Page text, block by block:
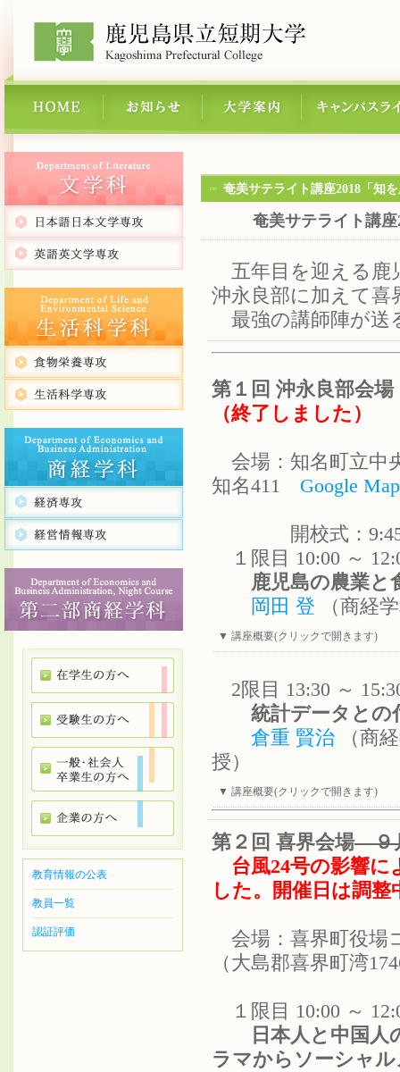
教育情報の公表
教員一覧
認証評価
奄美サテライト講座2018「知
奄美サテライト講
五年目を迎える鹿
沖永良部に加えて喜
最強の講師陣が送
第１回 沖永良部会
（終了しました）
会場：知名町立中
知名411 Google Map
開校式：9:45
１限目 10:00 ～
鹿児島の農業と
岡田 登 （商経
▼ 講座概要(クリックで開きます)
2限目 13:30 ～
統計データとの
倉重 賢治 （商
授）
▼ 講座概要(クリックで開きます)
第２回 喜界会場９
台風24号の影響に
した。開催日は調整
会場：喜界町役場
（大島郡喜界町湾
１限目 10:00 ～
日本人と中国人
ラマからソーシャ